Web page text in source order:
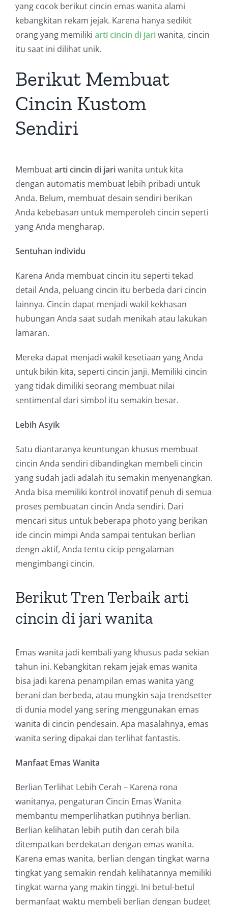
yang cocok berikut cincin emas wanita alami
kebangkitan rekam jejak. Karena hanya sedikit
orang yang memiliki arti cincin di jariwanita, cincin
itu saat ini dilihat unik.
Berikut Membuat
Cincin Kustom
Sendiri
Membuatarti cincin di jariwanita untuk kita
dengan automatis membuat lebih pribadi untuk
Anda. Belum, membuat desain sendiri berikan
Anda kebebasan untuk memperoleh cincin seperti
yang Anda mengharap.
Sentuhan individu
Karena Anda membuat cincin itu seperti tekad
detail Anda, peluang cincin itu berbeda dari cincin
lainnya. Cincin dapat menjadi wakil kekhasan
hubungan Anda saat sudah menikah atau lakukan
lamaran.
Mereka dapat menjadi wakil kesetiaan yang Anda
untuk bikin kita, seperti cincin janji. Memiliki cincin
yang tidak dimiliki seorang membuat nilai
sentimental dari simbol itu semakin besar.
Lebih Asyik
Satu diantaranya keuntungan khusus membuat
cincin Anda sendiri dibandingkan membeli cincin
yang sudah jadi adalah itu semakin menyenangkan.
Anda bisa memiliki kontrol inovatif penuh di semua
proses pembuatan cincin Anda sendiri. Dari
mencari situs untuk beberapa photo yang berikan
ide cincin mimpi Anda sampai tentukan berlian
dengn aktif, Anda tentu cicip pengalaman
mengimbangi cincin.
Berikut Tren Terbaik arti
cincin di jari wanita
Emas wanita jadi kembali yang khusus pada sekian
tahun ini. Kebangkitan rekam jejak emas wanita
bisa jadi karena penampilan emas wanita yang
berani dan berbeda, atau mungkin saja trendsetter
di dunia model yang sering menggunakan emas
wanita di cincin pendesain. Apa masalahnya, emas
wanita sering dipakai dan terlihat fantastis.
Manfaat Emas Wanita
Berlian Terlihat Lebih Cerah – Karena rona
wanitanya, pengaturan Cincin Emas Wanita
membantu memperlihatkan putihnya berlian.
Berlian kelihatan lebih putih dan cerah bila
ditempatkan berdekatan dengan emas wanita.
Karena emas wanita, berlian dengan tingkat warna
tingkat yang semakin rendah kelihatannya memiliki
tingkat warna yang makin tinggi. Ini betul-betul
bermanfaat waktu membeli berlian dengan budget